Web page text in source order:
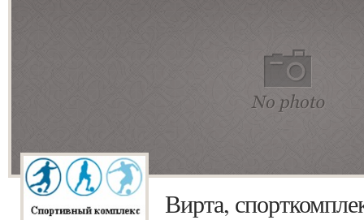
Вирта,